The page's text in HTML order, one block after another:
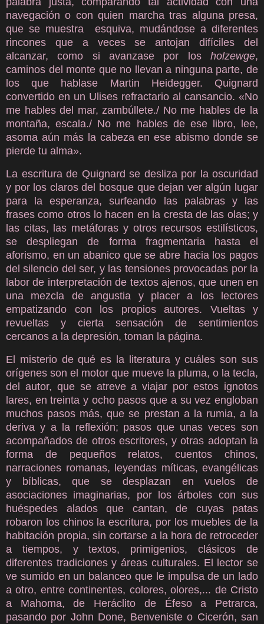
navegación o con quien marcha tras alguna presa,
que se muestra esquiva, mudándose a diferentes
rincones que a veces se antojan difíciles del
alcanzar, como si avanzase por los holzewge,
caminos del monte que no llevan a ninguna parte, de
los que hablase Martin Heidegger. Quignard
convertido en un Ulises refractario al cansancio. «No
me hables del mar, zambúllete./ No me hables de la
montaña, escala./ No me hables de ese libro, lee,
asoma aún más la cabeza en ese abismo donde se
pierde tu alma».
La escritura de Quignard se desliza por la oscuridad
y por los claros del bosque que dejan ver algún lugar
para la esperanza, surfeando las palabras y las
frases como otros lo hacen en la cresta de las olas; y
las citas, las metáforas y otros recursos estilísticos,
se despliegan de forma fragmentaria hasta el
aforismo, en un abanico que se abre hacia los pagos
del silencio del ser, y las tensiones provocadas por la
labor de interpretación de textos ajenos, que unen en
una mezcla de angustia y placer a los lectores
empatizando con los propios autores. Vueltas y
revueltas y cierta sensación de sentimientos
cercanos a la depresión, toman la página.
El misterio de qué es la literatura y cuáles son sus
orígenes son el motor que mueve la pluma, o la tecla,
del autor, que se atreve a viajar por estos ignotos
lares, en treinta y ocho pasos que a su vez engloban
muchos pasos más, que se prestan a la rumia, a la
deriva y a la reflexión; pasos que unas veces son
acompañados de otros escritores, y otras adoptan la
forma de pequeños relatos, cuentos chinos,
narraciones romanas, leyendas míticas, evangélicas
y bíblicas, que se desplazan en vuelos de
asociaciones imaginarias, por los árboles con sus
huéspedes alados que cantan, de cuyas patas
robaron los chinos la escritura, por los muebles de la
habitación propia, sin cortarse a la hora de retroceder
a tiempos, y textos, primigenios, clásicos de
diferentes tradiciones y áreas culturales. El lector se
ve sumido en un balanceo que le impulsa de un lado
a otro, entre continentes, colores, olores,... de Cristo
a Mahoma, de Heráclito de Éfeso a Petrarca,
pasando por John Done, Benveniste o Cicerón, san